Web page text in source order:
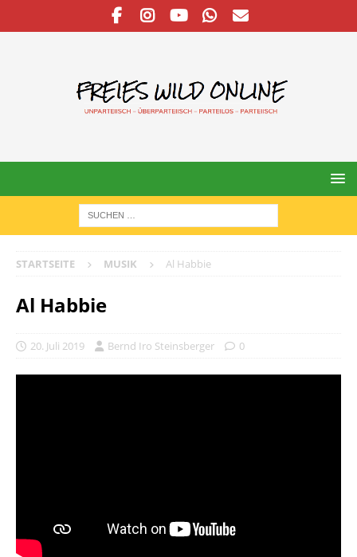
STARTSEITE MUSIK Al Habbie
Al Habbie
20. Juli 2019 Bernd Iro Steinsberger 0